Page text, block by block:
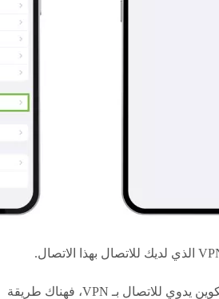
إذا لم يكن لديك إعداد تكوين يدوي للاتصال بـ VPN، فهناك طريقة